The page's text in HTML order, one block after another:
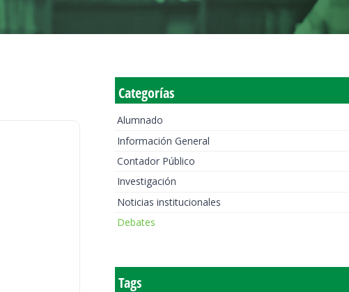
Categorías
Alumnado
Información General
Contador Público
Investigación
Noticias institucionales
Debates
Tags